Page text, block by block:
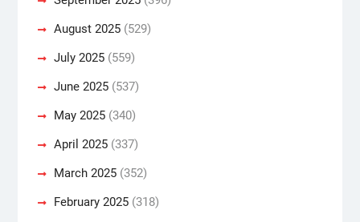
August 2025(529)
July 2025(559)
June 2025(537)
May 2025(340)
April 2025(337)
March 2025(352)
February 2025(318)